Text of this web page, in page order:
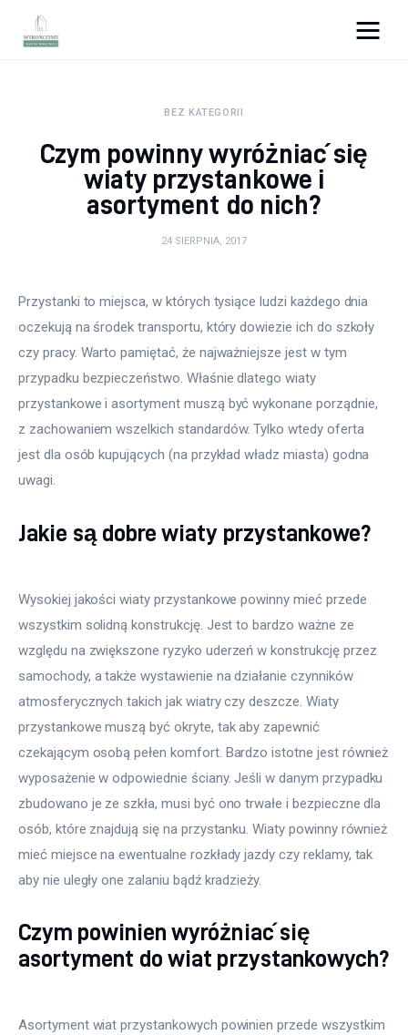
Remont
Kuchnia
Salon
Sypialnia
BEZ KATEGORII
Czym powinny wyróżniać się
wiaty przystankowe i
asortyment do nich?
24 SIERPNIA, 2017
Przystanki to miejsca, w których tysiące ludzi każdego dnia
oczekują na środek transportu, który dowiezie ich do szkoły
czy pracy. Warto pamiętać, że najważniejsze jest w tym
przypadku bezpieczeństwo. Właśnie dlatego wiaty
przystankowe i asortyment muszą być wykonane porządnie,
z zachowaniem wszelkich standardów. Tylko wtedy oferta
jest dla osób kupujących (na przykład władz miasta) godna
uwagi.
Jakie są dobre wiaty przystankowe?
Wysokiej jakości wiaty przystankowe powinny mieć przede
wszystkim solidną konstrukcję. Jest to bardzo ważne ze
względu na zwiększone ryzyko uderzeń w konstrukcję przez
samochody, a także wystawienie na działanie czynników
atmosferycznych takich jak wiatry czy deszcze. Wiaty
przystankowe muszą być okryte, tak aby zapewnić
czekającym osobą pełen komfort. Bardzo istotne jest również
wyposażenie w odpowiednie ściany. Jeśli w danym przypadku
zbudowano je ze szkła, musi być ono trwałe i bezpieczne dla
osób, które znajdują się na przystanku. Wiaty powinny również
mieć miejsce na ewentualne rozkłady jazdy czy reklamy, tak
aby nie uległy one zalaniu bądź kradzieży.
Czym powinien wyróżniać się
asortyment do wiat przystankowych?
Asortyment wiat przystankowych powinien przede wszystkim